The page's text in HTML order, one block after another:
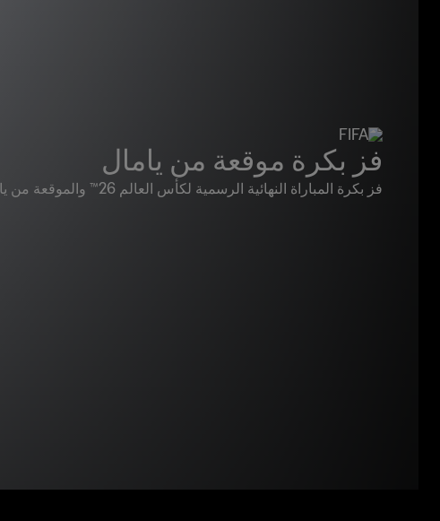
فز بكرة موقعة من يامال
فز بكرة المباراة النهائية الرسمية لكأس العالم 26™ والموقعة من يامال!